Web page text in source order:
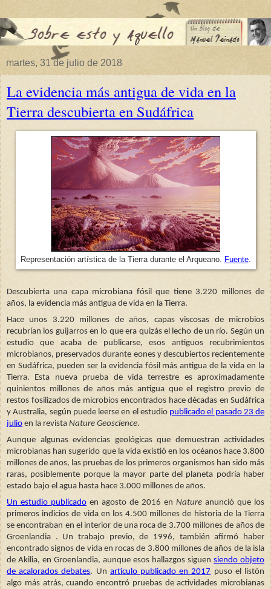
martes, 31 de julio de 2018
La evidencia más antigua de vida en la
Tierra descubierta en Sudáfrica
Representación artística de la Tierra durante el Arqueano. Fuente.
Descubierta una capa microbiana fósil que tiene 3.220 millones de
años, la evidencia más antigua de vida en la Tierra.
Hace unos 3.220 millones de años, capas viscosas de microbios
recubrían los guijarros en lo que era quizás el lecho de un río. Según un
estudio que acaba de publicarse, esos antiguos recubrimientos
microbianos, preservados durante eones y descubiertos recientemente
en Sudáfrica, pueden ser la evidencia fósil más antigua de la vida en la
Tierra. Esta nueva prueba de vida terrestre es aproximadamente
quinientos millones de años más antigua que el registro previo de
restos fosilizados de microbios encontrados hace décadas en Sudáfrica
y Australia, según puede leerse en el estudio publicado el pasado 23 de
julio en la revista Nature Geoscience.
Aunque algunas evidencias geológicas que demuestran actividades
microbianas han sugerido que la vida existió en los océanos hace 3.800
millones de años, las pruebas de los primeros organismos han sido más
raras, posiblemente porque la mayor parte del planeta podría haber
estado bajo el agua hasta hace 3.000 millones de años.
Un estudio publicado en agosto de 2016 en Nature anunció que los
primeros indicios de vida en los 4.500 millones de historia de la Tierra
se encontraban en el interior de una roca de 3.700 millones de años de
Groenlandia . Un trabajo previo, de 1996, también afirmó haber
encontrado signos de vida en rocas de 3.800 millones de años de la isla
de Akilia, en Groenlandia, aunque esos hallazgos siguen siendo objeto
de acalorados debates. Un artículo publicado en 2017 puso el listón
algo más atrás, cuando encontró pruebas de actividades microbianas